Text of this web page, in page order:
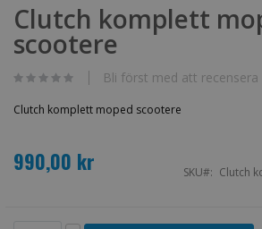
till
början
av
bildgalleriet
Clutch komplett
scootere
Bli först med att
Clutch komplett moped scootere
990,00 kr
SKU
Clutch